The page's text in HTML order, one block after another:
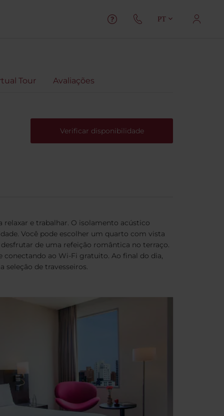
PT
Tour Avaliações
Verificar disponibilidade
e trabalhar. O isolamento acústico
Você pode escolher um quarto com vista
de uma refeição romântica no terraço.
conectando ao Wi-Fi gratuito. Ao final do dia,
de travesseiros.